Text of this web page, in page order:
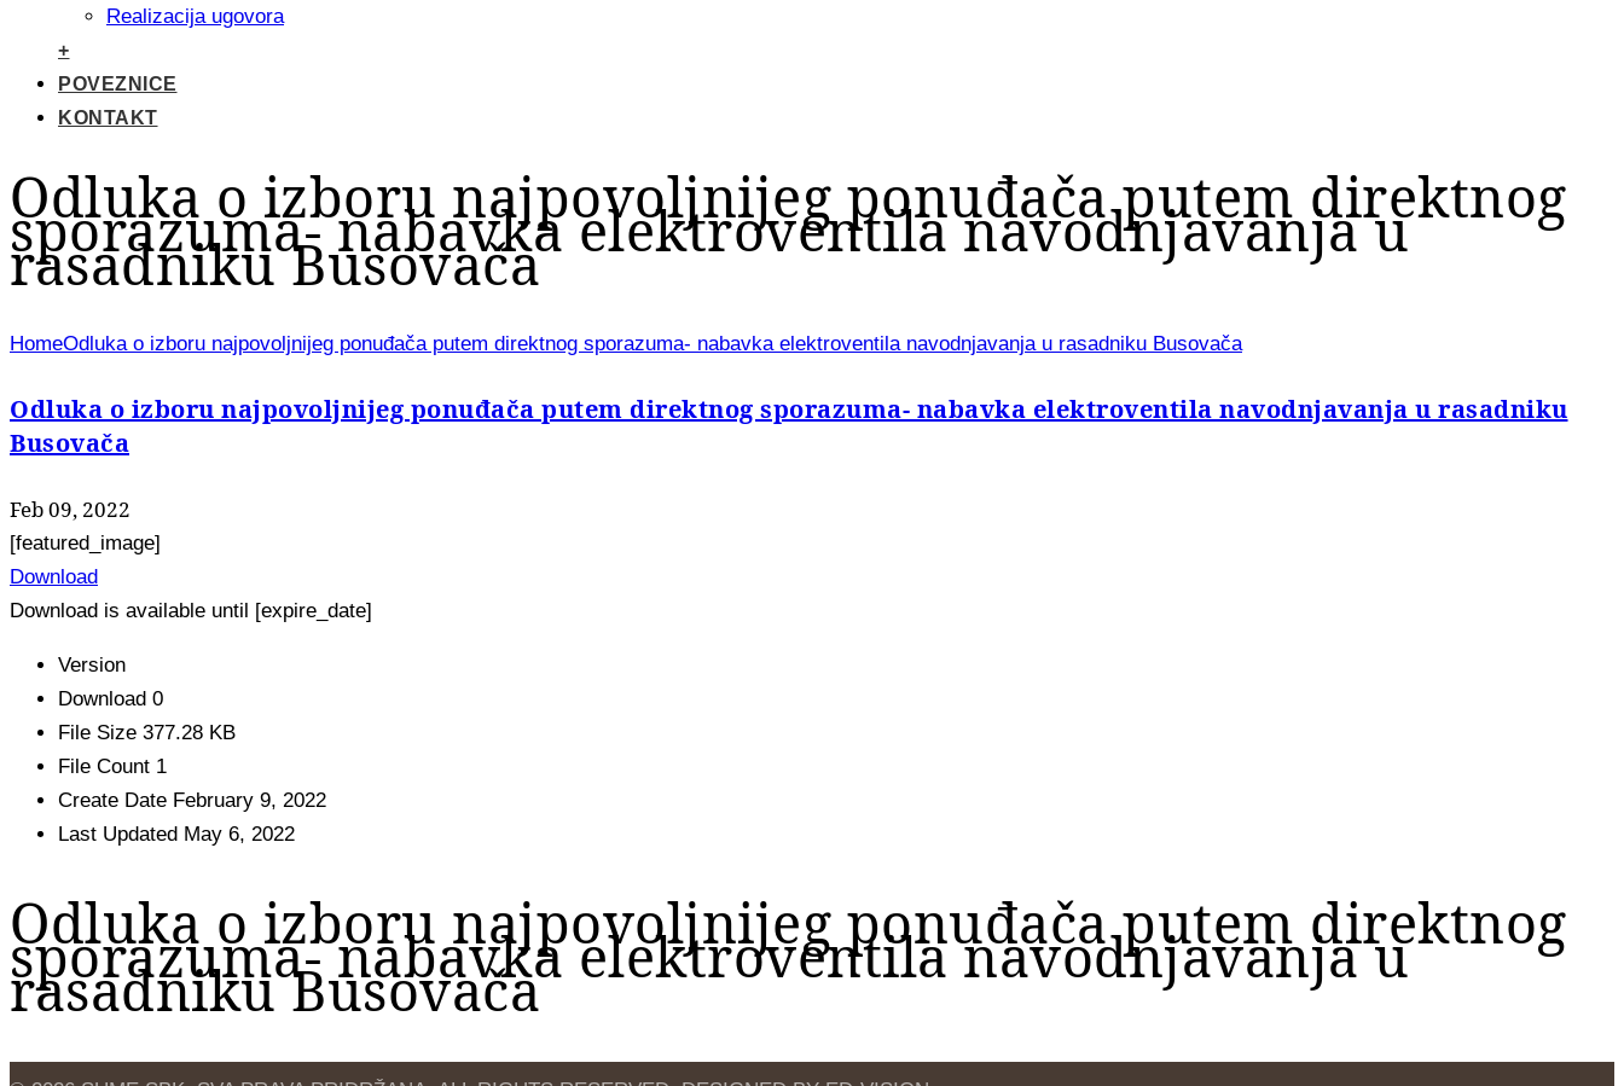
Realizacija ugovora
+
POVEZNICE
KONTAKT
Odluka o izboru najpovoljnijeg ponuđača putem direktnog
sporazuma- nabavka elektroventila navodnjavanja u
rasadniku Busovača
HomeOdluka o izboru najpovoljnijeg ponuđača putem direktnog sporazuma- nabavka elektroventila navodnjavanja u rasadniku Busovača
Odluka o izboru najpovoljnijeg ponuđača putem direktnog sporazuma- nabavka elektroventila navodnjavanja u rasadniku
Busovača
Feb 09, 2022
[featured_image]
Download
Download is available until [expire_date]
Version
Download 0
File Size 377.28 KB
File Count 1
Create Date February 9, 2022
Last Updated May 6, 2022
Odluka o izboru najpovoljnijeg ponuđača putem direktnog
sporazuma- nabavka elektroventila navodnjavanja u
rasadniku Busovača